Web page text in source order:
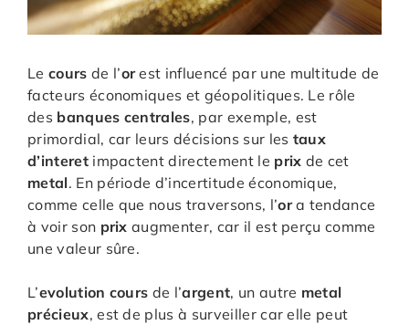
Le cours de l’orest influencé par une multitude de
facteurs économiques et géopolitiques. Le rôle
des banques centrales, par exemple, est
primordial, car leurs décisions sur les taux
d’interetimpactent directement le prix de cet
metal. En période d’incertitude économique,
comme celle que nous traversons, l’ora tendance
à voir son prix augmenter, car il est perçu comme
une valeur sûre.
L’evolution cours de l’argent, un autre metal
précieux, est de plus à surveiller car elle peut